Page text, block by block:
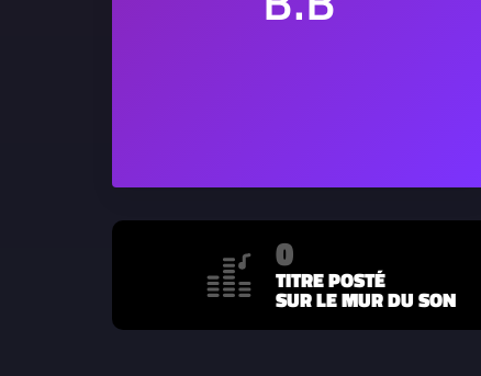
0
TITRE POSTÉ
SUR LE MUR DU SON